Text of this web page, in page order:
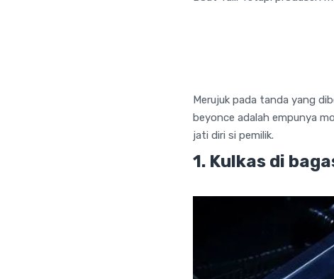
Merujuk pada tanda yang
beyonce adalah empunya
jati diri si pemilik.
1. Kulkas di